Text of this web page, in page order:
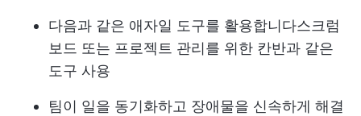
다음과 같은 애자일 도구를 활용합니다스크럼
보드 또는 프로젝트 관리를 위한 칸반과 같은
도구 사용
팀이 일을 동기화하고 장애물을 신속하게 해결